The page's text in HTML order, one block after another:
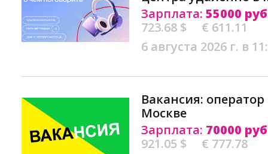
Зарплата: 55000
723.68 $
€ 611.11
6 августа 2026 г. в
Вакансия:
Москве
Зарплата: 70000
921.05 $
€ 777.78